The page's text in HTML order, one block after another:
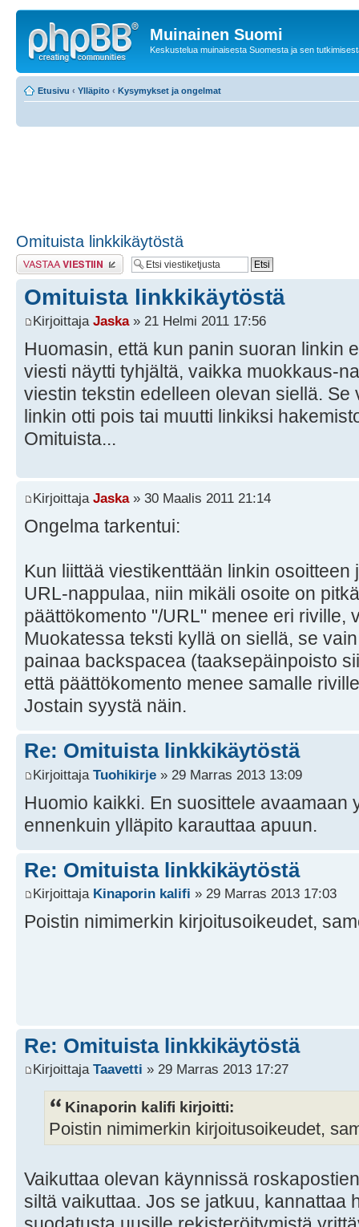
Muinainen Suomi
Keskustelua muinaisesta Suomesta ja sen
Etusivu ‹ Ylläpito ‹ Kysymykset ja ongelmat
Omituista linkkikäytöstä
Lähetä vastaus
Omituista linkkikäytöstä
Kirjoittaja Jaska» 21 Helmi 2011 17:56
Huomasin, että kun panin suoran linkin
viesti näytti tyhjältä, vaikka muokkaus-
viestin tekstin edelleen olevan siellä. Se
linkin otti pois tai muutti linkiksi
Omituista...
Kirjoittaja Jaska» 30 Maalis 2011 21:14
Ongelma tarkentui:
Kun liittää viestikenttään linkin
URL-nappulaa, niin mikäli osoite on
päättökomento "/URL" menee eri riville,
Muokatessa teksti kyllä on siellä, se
painaa backspacea (taaksepäinpoisto
että päättökomento menee samalle
Jostain syystä näin.
Re: Omituista linkkikäytöstä
Kirjoittaja Tuohikirje » 29 Marras 2013 13:09
Huomio kaikki. En suosittele avaamaan
ennenkuin ylläpito karauttaa apuun.
Re: Omituista linkkikäytöstä
Kirjoittaja Kinaporin kalifi » 29 Marras 2013 17:03
Poistin nimimerkin kirjoitusoikeudet,
Re: Omituista linkkikäytöstä
Kirjoittaja Taavetti » 29 Marras 2013 17:27
Kinaporin kalifi kirjoitti:
Poistin nimimerkin kirjoitusoikeudet,
Vaikuttaa olevan käynnissä
siltä vaikuttaa. Jos se jatkuu, kannattaa